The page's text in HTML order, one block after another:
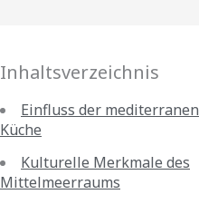
Inhaltsverzeichnis
Einfluss der mediterranen
Küche
Kulturelle Merkmale des
Mittelmeerraums